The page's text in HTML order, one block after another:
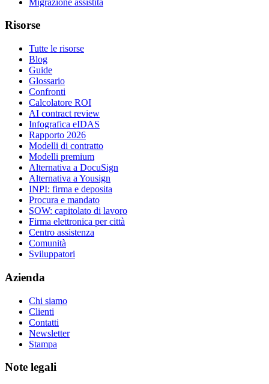
Risorse
Tutte le risorse
Blog
Guide
Glossario
Confronti
Calcolatore ROI
AI contract review
Infografica eIDAS
Rapporto 2026
Modelli di contratto
Modelli premium
Alternativa a DocuSign
Alternativa a Yousign
INPI: firma e deposita
Procura e mandato
SOW: capitolato di lavoro
Firma elettronica per città
Centro assistenza
Comunità
Sviluppatori
Azienda
Chi siamo
Clienti
Contatti
Newsletter
Stampa
Note legali